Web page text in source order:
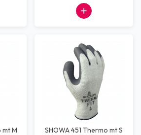
mt M SHOWA 451 Thermo mt S